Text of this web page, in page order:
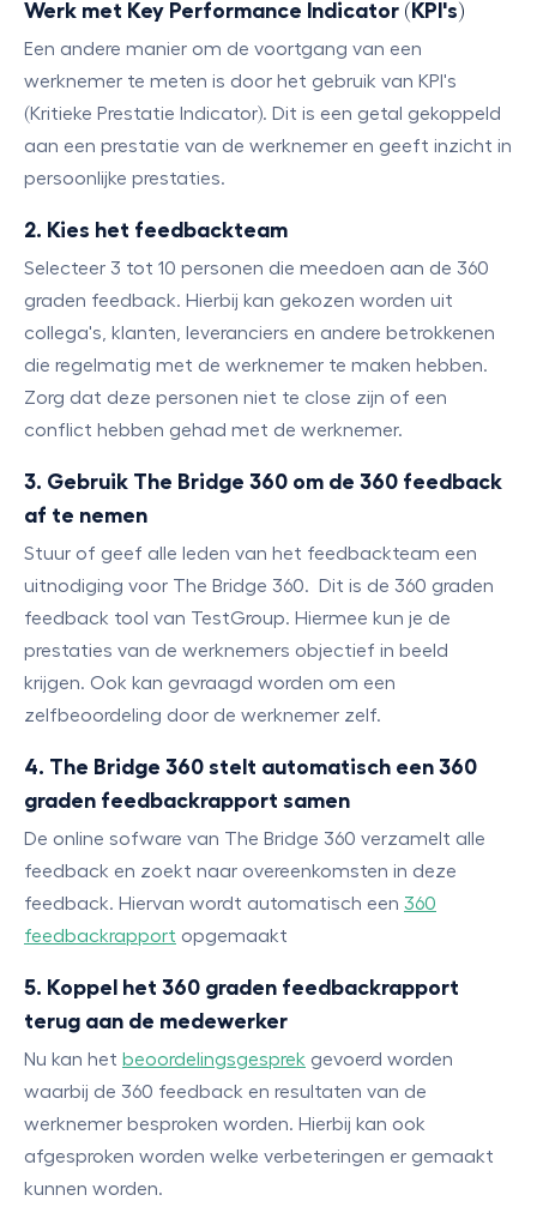
Werk met Key Performance Indicator (KPI's)
Een andere manier om de voortgang van een
werknemer te meten is door het gebruik van KPI's
(Kritieke Prestatie Indicator). Dit is een getal gekoppeld
aan een prestatie van de werknemer en geeft inzicht in
persoonlijke prestaties.
2. Kies het feedbackteam
Selecteer 3 tot 10 personen die meedoen aan de 360
graden feedback. Hierbij kan gekozen worden uit
collega's, klanten, leveranciers en andere betrokkenen
die regelmatig met de werknemer te maken hebben.
Zorg dat deze personen niet te close zijn of een
conflict hebben gehad met de werknemer.
3. Gebruik The Bridge 360 om de 360 feedback
af te nemen
Stuur of geef alle leden van het feedbackteam een
uitnodiging voor The Bridge 360. Dit is de 360 graden
feedback tool van TestGroup. Hiermee kun je de
prestaties van de werknemers objectief in beeld
krijgen. Ook kan gevraagd worden om een
zelfbeoordeling door de werknemer zelf.
4. The Bridge 360 stelt automatisch een 360
graden feedbackrapport samen
De online sofware van The Bridge 360 verzamelt alle
feedback en zoekt naar overeenkomsten in deze
feedback. Hiervan wordt automatisch een 360
feedbackrapport opgemaakt
5. Koppel het 360 graden feedbackrapport
terug aan de medewerker
Nu kan het beoordelingsgesprek gevoerd worden
waarbij de 360 feedback en resultaten van de
werknemer besproken worden. Hierbij kan ook
afgesproken worden welke verbeteringen er gemaakt
kunnen worden.